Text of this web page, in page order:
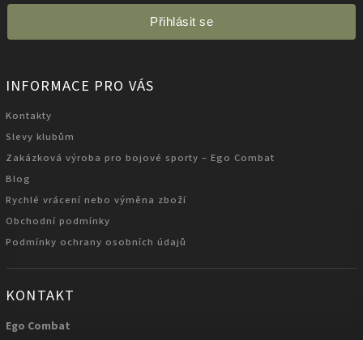
Přihlásit se
INFORMACE PRO VÁS
Kontakty
Slevy klubům
Zakázková výroba pro bojové sporty – Ego Combat
Blog
Rychlé vrácení nebo výměna zboží
Obchodní podmínky
Podmínky ochrany osobních údajů
KONTAKT
Ego Combat